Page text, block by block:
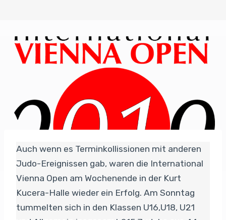
Auch wenn es Terminkollissionen mit anderen
Judo-Ereignissen gab, waren die International
Vienna Open am Wochenende in der Kurt
Kucera-Halle wieder ein Erfolg. Am Sonntag
tummelten sich in den Klassen U16,U18, U21